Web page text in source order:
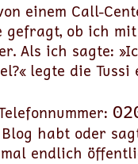
einem Call-
ob ich
Als ich sagte:
legte die
habt oder
endlich